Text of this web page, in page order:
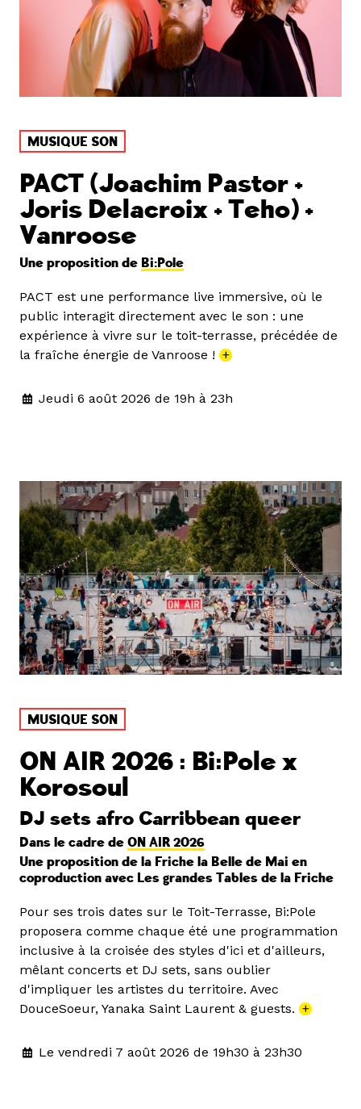
MUSIQUE SON
PACT (Joachim Pastor +
Joris Delacroix + Teho) +
Vanroose
Une proposition de Bi:Pole
PACT est une performance live immersive, où le
public interagit directement avec le son : une
expérience à vivre sur le toit-terrasse, précédée de
la fraîche énergie de Vanroose ! +
Jeudi 6 août 2026 de 19h à 23h
MUSIQUE SON
ON AIR 2026 : Bi:Pole x
Korosoul
DJ sets afro Carribbean queer
Dans le cadre de ON AIR 2026
Une proposition de la Friche la Belle de Mai en
coproduction avec Les grandes Tables de la Friche
Pour ses trois dates sur le Toit-Terrasse, Bi:Pole
proposera comme chaque été une programmation
inclusive à la croisée des styles d'ici et d'ailleurs,
mêlant concerts et DJ sets, sans oublier
d'impliquer les artistes du territoire. Avec
DouceSoeur, Yanaka Saint Laurent & guests. +
Le vendredi 7 août 2026 de 19h30 à 23h30